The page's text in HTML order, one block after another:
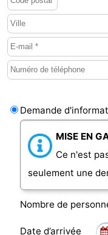
Demande
MISE EN
Ce n'est
seulement une
Nombre de
Date d’arrivée